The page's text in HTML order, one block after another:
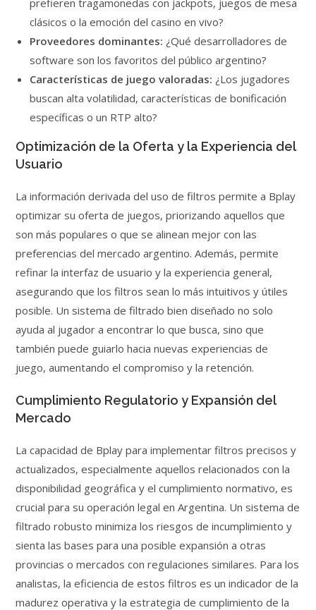
prefieren tragamonedas con jackpots, juegos de mesa
clásicos o la emoción del casino en vivo?
Proveedores dominantes: ¿Qué desarrolladores de
software son los favoritos del público argentino?
Características de juego valoradas: ¿Los jugadores
buscan alta volatilidad, características de bonificación
específicas o un RTP alto?
Optimización de la Oferta y la Experiencia del
Usuario
La información derivada del uso de filtros permite a Bplay
optimizar su oferta de juegos, priorizando aquellos que
son más populares o que se alinean mejor con las
preferencias del mercado argentino. Además, permite
refinar la interfaz de usuario y la experiencia general,
asegurando que los filtros sean lo más intuitivos y útiles
posible. Un sistema de filtrado bien diseñado no solo
ayuda al jugador a encontrar lo que busca, sino que
también puede guiarlo hacia nuevas experiencias de
juego, aumentando el compromiso y la retención.
Cumplimiento Regulatorio y Expansión del
Mercado
La capacidad de Bplay para implementar filtros precisos y
actualizados, especialmente aquellos relacionados con la
disponibilidad geográfica y el cumplimiento normativo, es
crucial para su operación legal en Argentina. Un sistema de
filtrado robusto minimiza los riesgos de incumplimiento y
sienta las bases para una posible expansión a otras
provincias o mercados con regulaciones similares. Para los
analistas, la eficiencia de estos filtros es un indicador de la
madurez operativa y la estrategia de cumplimiento de la